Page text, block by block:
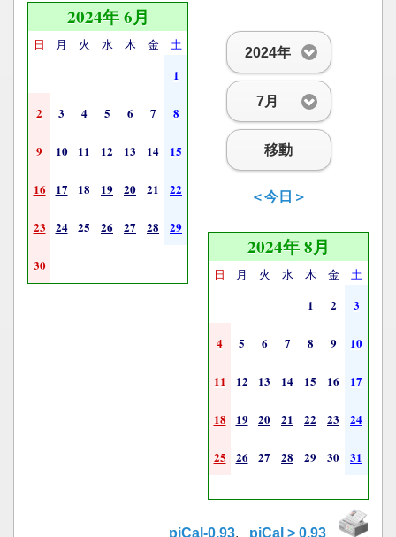
2024年
7月
移動
＜今日＞
2024年 6月
日 月 火 水 木 金 土
1
2 3 4 5 6 7 8
9 10 11 12 13 14 15
16 17 18 19 20 21 22
23 24 25 26 27 28 29
30
2024年 8月
日 月 火 水 木 金 土
1 2 3
4 5 6 7 8 9 10
11 12 13 14 15 16 17
18 19 20 21 22 23 24
25 26 27 28 29 30 31
piCal-0.93, piCal > 0.93